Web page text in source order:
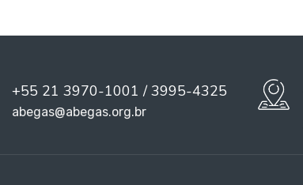
+55 21 3970-1001 / 3995-4325
abegas@abegas.org.br